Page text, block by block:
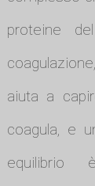
proteine
aiuta a
coagula, e
equilibrio